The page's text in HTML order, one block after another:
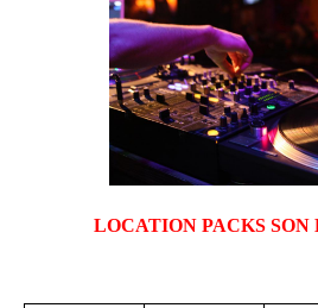
LOCATION PACKS